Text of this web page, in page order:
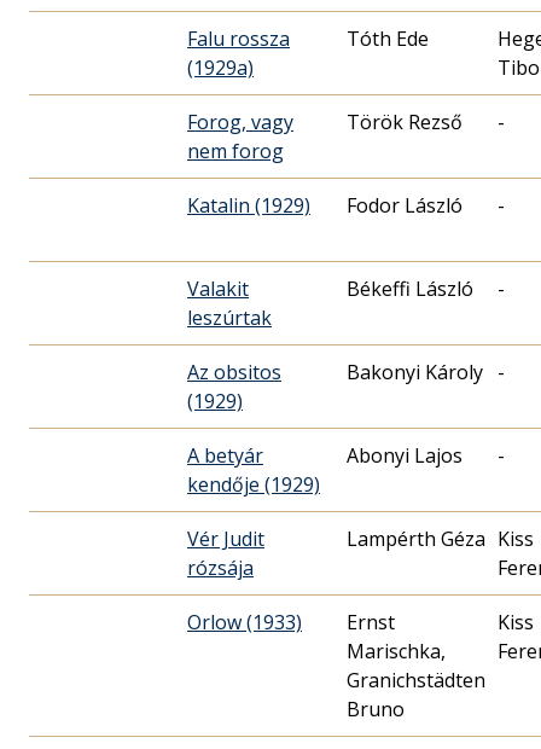
Falu rossza
(1929a)
Tóth Ede
Forog, vagy
nem forog
Török Rezső -
Katalin (1929) Fodor László -
Valakit
leszúrtak
Békeffi László -
Az obsitos
(1929)
Bakonyi Károly -
A betyár
kendője (1929)
Abonyi Lajos -
Vér Judit
rózsája
Lampérth Géza Kiss
Orlow (1933)
Ernst
Marischka,
Granichstädten
Bruno
Kiss